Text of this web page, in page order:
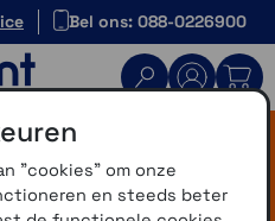
Bel ons: 088-0226900
website heeft
vertrouwde
een modern jasje.
is.
"cookies" om onze
en steeds beter